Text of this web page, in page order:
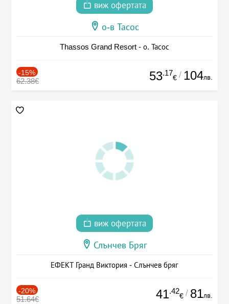
виж офертата
о-в Тасос
Thassos Grand Resort - о. Тасос
-15%
62.38€ 53.17
€ / 104лв.
виж офертата
Слънчев Бряг
ЕФЕКТ Гранд Виктория - Слънчев бряг
-20%
51.64€ 41.42
€ / 81лв.